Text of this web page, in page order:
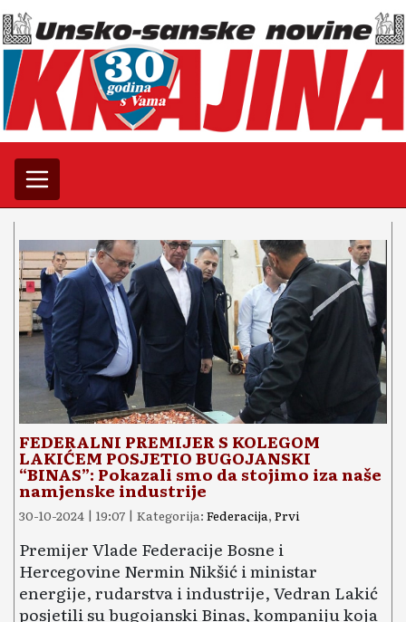
FEDERALNI PREMIJER S KOLEGOM
LAKIĆEM POSJETIO BUGOJANSKI
“BINAS”: Pokazali smo da stojimo iza naše
namjenske industrije
30-10-2024 | 19:07 | Kategorija: Federacija, Prvi
Premijer Vlade Federacije Bosne i
Hercegovine Nermin Nikšić i ministar
energije, rudarstva i industrije, Vedran Lakić
posjetili su bugojanski Binas, kompaniju koja